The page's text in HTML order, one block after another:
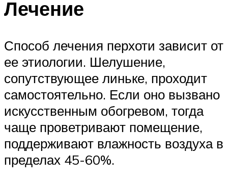
Лечение
Способ лечения перхоти зависит от
ее этиологии. Шелушение,
сопутствующее линьке, проходит
самостоятельно. Если оно вызвано
искусственным обогревом, тогда
чаще проветривают помещение,
поддерживают влажность воздуха в
пределах 45-60%.